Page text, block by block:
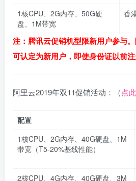
1核CPU、2G内存、50G硬
盘、1M带宽
香
注：腾讯云促销机型限新用户参与
可认定为新用户，即使身份证以前注
阿里云2019年双11促销活动：（点
配置
1核CPU、2G内存、40G硬盘、1M
带宽（T5-20%基线性能）
2核CPU、4G内存、40G硬盘、3M